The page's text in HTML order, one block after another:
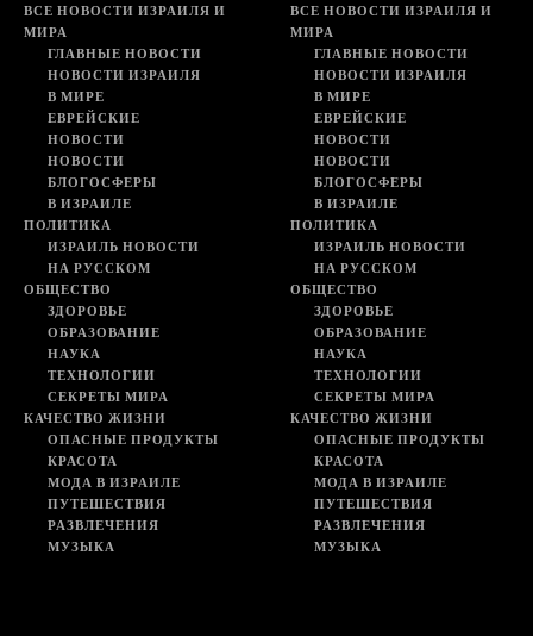
ВСЕ НОВОСТИ ИЗРАИЛЯ И
МИРА
ГЛАВНЫЕ НОВОСТИ
НОВОСТИ ИЗРАИЛЯ
В МИРЕ
ЕВРЕЙСКИЕ
НОВОСТИ
НОВОСТИ
БЛОГОСФЕРЫ
В ИЗРАИЛЕ
ПОЛИТИКА
ИЗРАИЛЬ НОВОСТИ
НА РУССКОМ
ОБЩЕСТВО
ЗДОРОВЬЕ
ОБРАЗОВАНИЕ
НАУКА
ТЕХНОЛОГИИ
СЕКРЕТЫ МИРА
КАЧЕСТВО ЖИЗНИ
ОПАСНЫЕ ПРОДУКТЫ
КРАСОТА
МОДА В ИЗРАИЛЕ
ПУТЕШЕСТВИЯ
РАЗВЛЕЧЕНИЯ
МУЗЫКА
ВСЕ НОВОСТИ ИЗРАИЛЯ И
МИРА
ГЛАВНЫЕ НОВОСТИ
НОВОСТИ ИЗРАИЛЯ
В МИРЕ
ЕВРЕЙСКИЕ
НОВОСТИ
НОВОСТИ
БЛОГОСФЕРЫ
В ИЗРАИЛЕ
ПОЛИТИКА
ИЗРАИЛЬ НОВОСТИ
НА РУССКОМ
ОБЩЕСТВО
ЗДОРОВЬЕ
ОБРАЗОВАНИЕ
НАУКА
ТЕХНОЛОГИИ
СЕКРЕТЫ МИРА
КАЧЕСТВО ЖИЗНИ
ОПАСНЫЕ ПРОДУКТЫ
КРАСОТА
МОДА В ИЗРАИЛЕ
ПУТЕШЕСТВИЯ
РАЗВЛЕЧЕНИЯ
МУЗЫКА